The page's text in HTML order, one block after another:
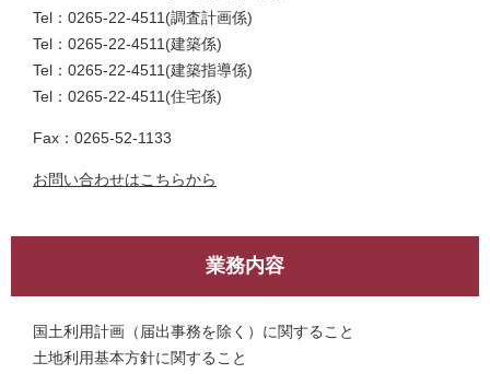
Tel：0265-22-4511 調査計画係
Tel：0265-22-4511 建築係
Tel：0265-22-4511 建築指導係
Tel：0265-22-4511 住宅係
Fax：0265-52-1133
お問い合わせはこちらから
業務内容
国土利用計画（届出事務を除く）に関すること
土地利用基本方針に関すること